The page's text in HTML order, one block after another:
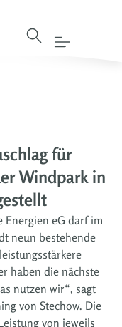
für
Windpark in
Energien eG darf im
neun bestehende
haben die nächste
nutzen wir“, sagt
von Stechow. Die
von jeweils